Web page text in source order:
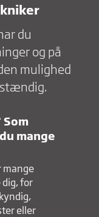
du
og på
mulighed
mange
mange
for
eller